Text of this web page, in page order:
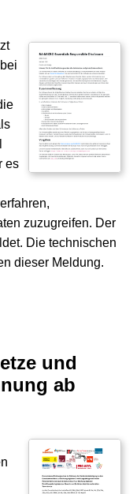
es
zuzugreifen. Der
Die technischen
dieser Meldung.
und
ab